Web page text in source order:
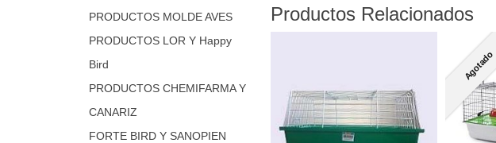
PRODUCTOS MOLDE AVES
PRODUCTOS LOR Y Happy
Bird
PRODUCTOS CHEMIFARMA Y
CANARIZ
FORTE BIRD Y SANOPIEN
Productos Relacionados
Agotado